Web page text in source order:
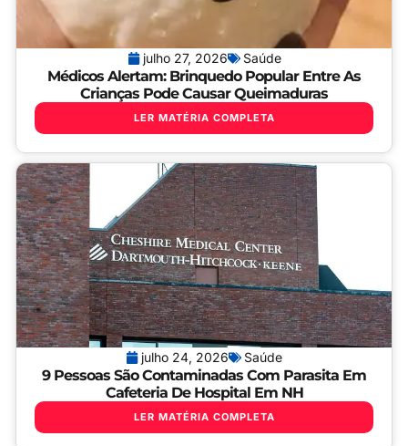
julho 27, 2026 Saúde
Médicos Alertam: Brinquedo Popular Entre As
Crianças Pode Causar Queimaduras
LER MATÉRIA COMPLETA
julho 24, 2026 Saúde
9 Pessoas São Contaminadas Com Parasita Em
Cafeteria De Hospital Em NH
LER MATÉRIA COMPLETA